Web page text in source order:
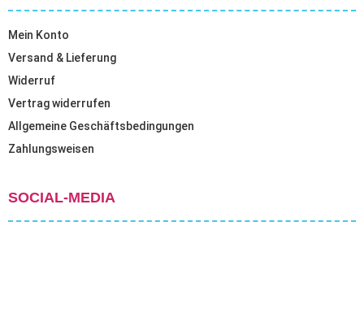
Mein Konto
Versand & Lieferung
Widerruf
Vertrag widerrufen
Allgemeine Geschäftsbedingungen
Zahlungsweisen
SOCIAL-MEDIA